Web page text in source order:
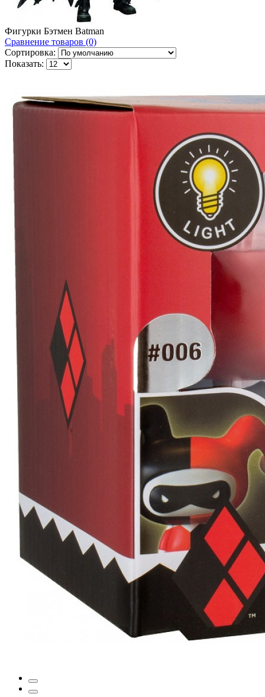
Фигурки Бэтмен Batman
Сравнение товаров (0)
Сортировка:
Показать: